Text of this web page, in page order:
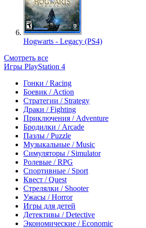
Hogwarts - Legacy (PS4)
Смотреть все
Игры PlayStation 4
Гонки / Racing
Боевик / Action
Стратегии / Strategy
Драки / Fighting
Приключения / Adventure
Бродилки / Arcade
Пазлы / Puzzle
Музыкальные / Music
Симуляторы / Simulator
Ролевые / RPG
Спортивные / Sport
Квест / Quest
Стрелялки / Shooter
Ужасы / Horror
Игры для детей
Детективы / Detective
Экономические / Economic